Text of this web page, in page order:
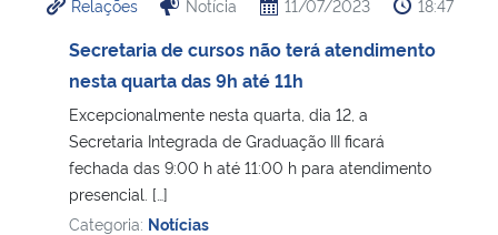
Relações Notícia 11/07/2023 18:47
Secretaria de cursos não terá atendimento
nesta quarta das 9h até 11h
Excepcionalmente nesta quarta, dia 12, a
Secretaria Integrada de Graduação III ficará
fechada das 9:00 h até 11:00 h para atendimento
presencial. […]
Categoria: Notícias